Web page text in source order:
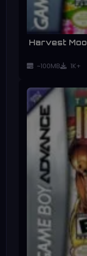
Harvest
~100MB 1K+